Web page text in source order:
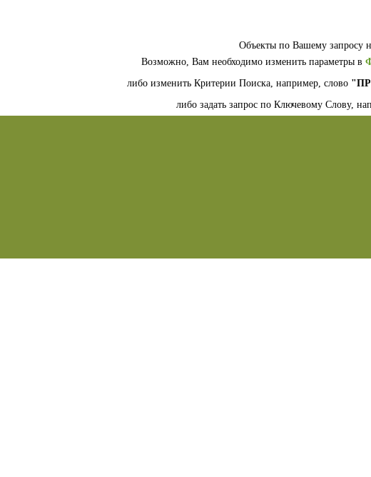
Объекты по Вашему запросу
Возможно, Вам необходимо изменить параметры в
либо изменить Критерии Поиска, например, слово
либо задать запрос по Ключевому Слову,